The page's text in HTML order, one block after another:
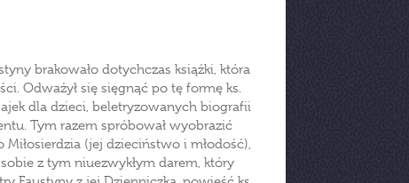
brakowało dotychczas książki, która
Odważył się sięgnąć po tę formę ks.
dla dzieci, beletryzowanych biografii
Tym razem spróbował wyobrazić
Miłosierdzia (jej dzieciństwo i młodość),
z tym niuezwykłym darem, który